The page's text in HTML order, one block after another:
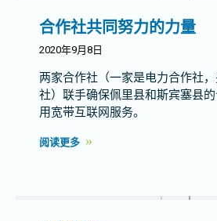
合作社共同努力的力量
2020年9月8日
两家合作社（一家是电力合作社
社）联手确保佩里县和斯宾塞县
用宽带互联网服务。
阅读更多